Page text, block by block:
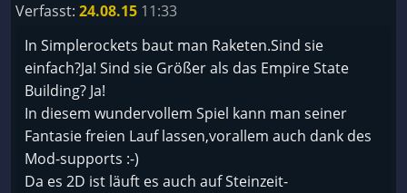
Verfasst: 24.08.15 11:33
In Simplerockets baut man Raketen.Sind sie
einfach?Ja! Sind sie Größer als das Empire State
Building? Ja!
In diesem wundervollem Spiel kann man seiner
Fantasie freien Lauf lassen,vorallem auch dank des
Mod-supports :-)
Da es 2D ist läuft es auch auf Steinzeit-